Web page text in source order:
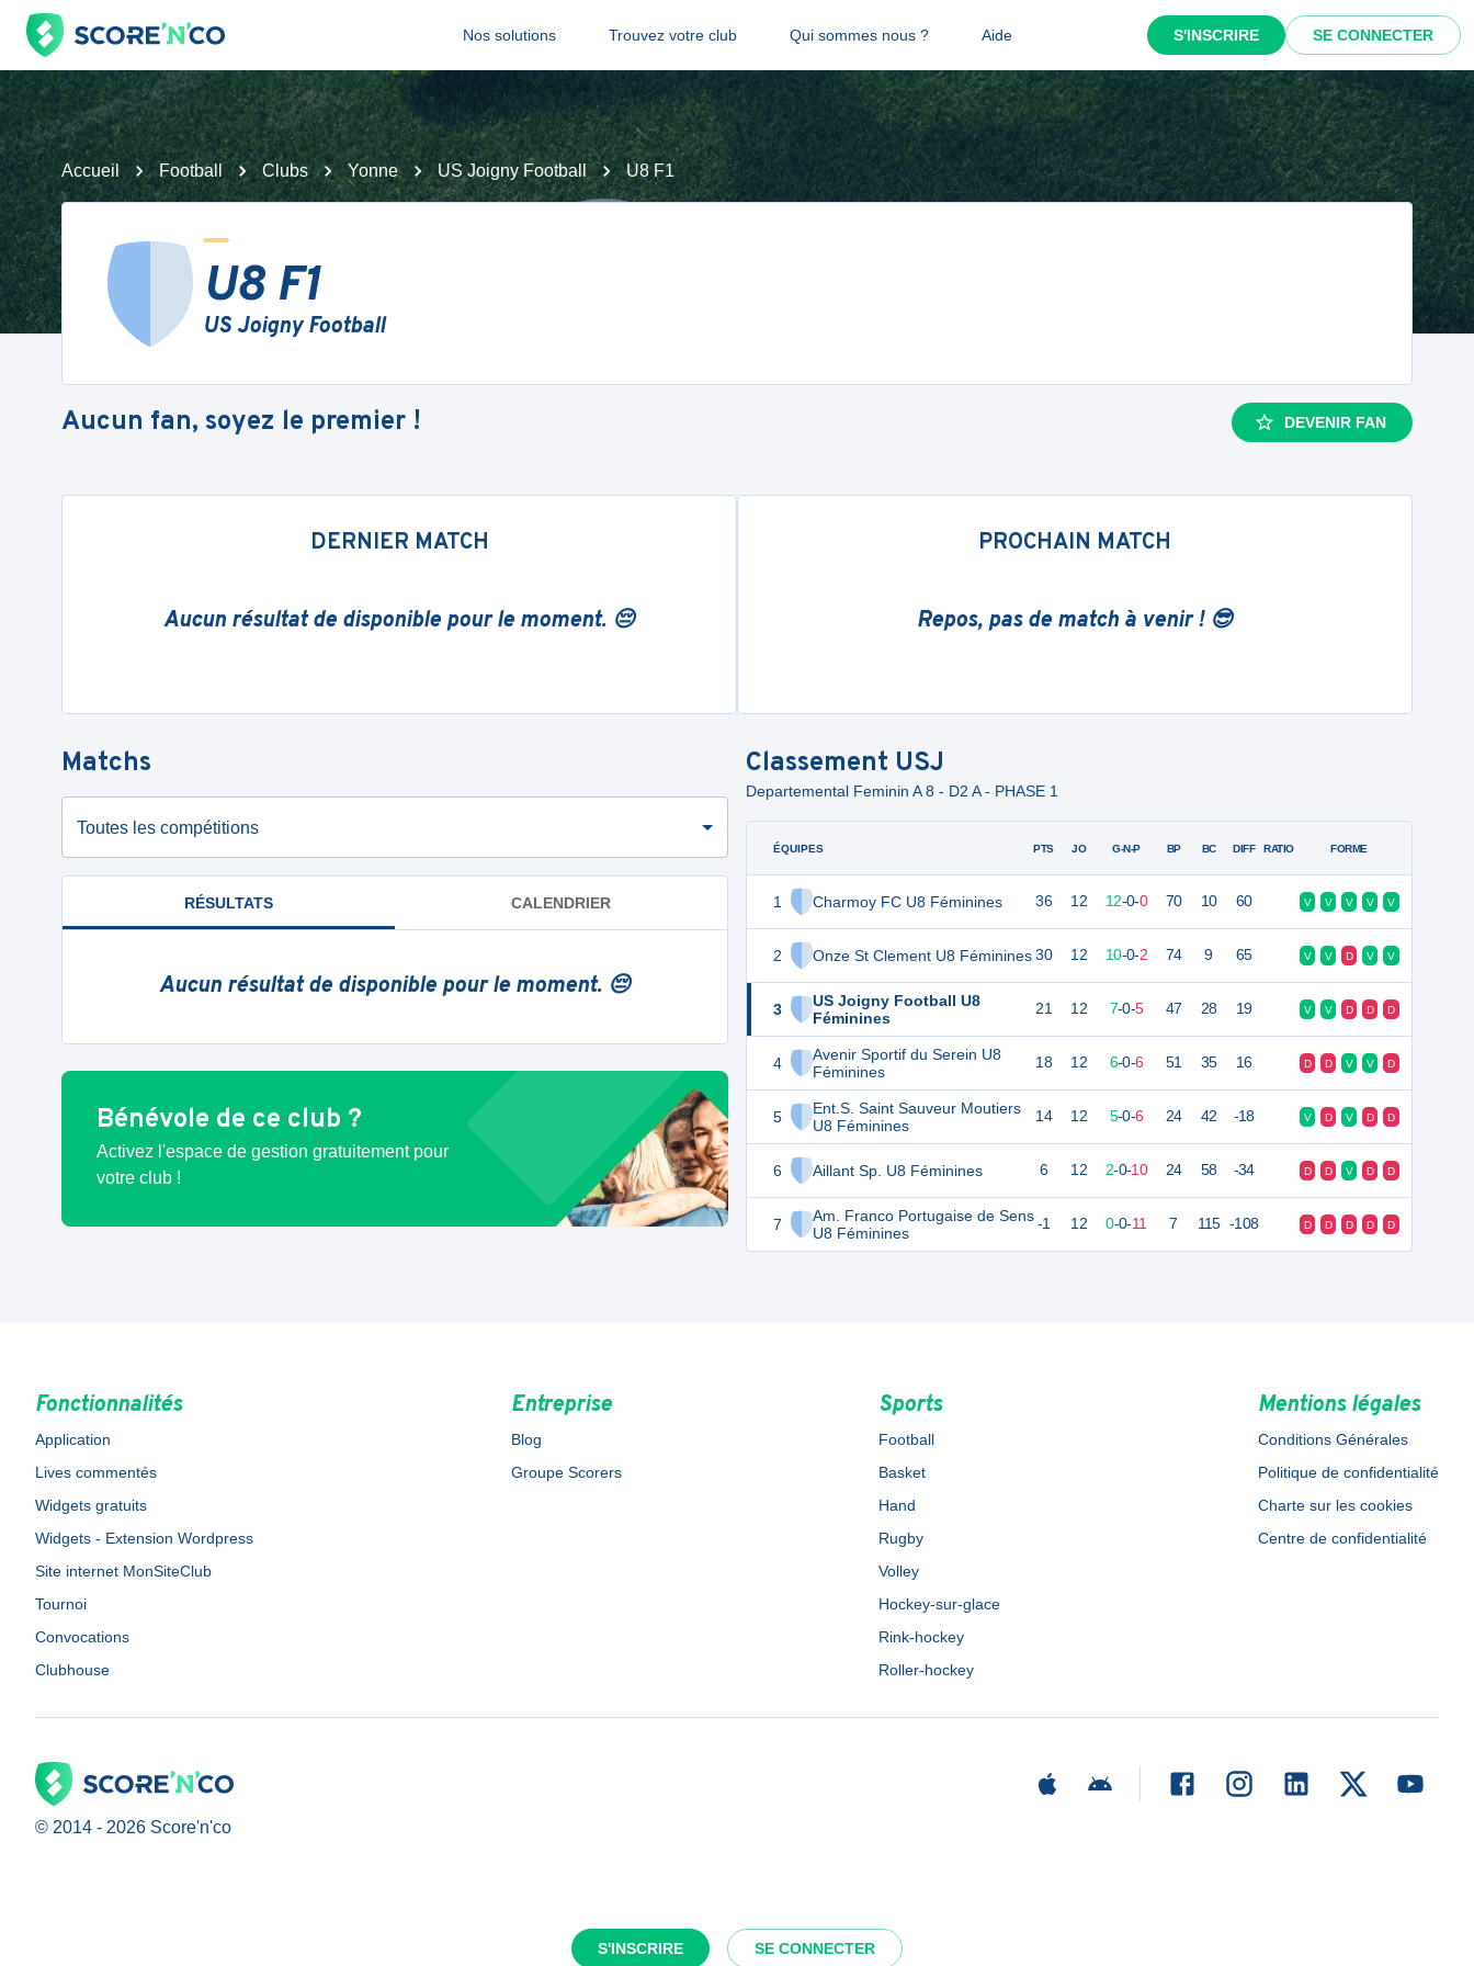
Nos solutions Trouvez votre club Qui sommes nous ? Aide S'INSCRIRE SE CONNECTER
S'INSCRIRE SE CONNECTER
Accueil Football Clubs Yonne US Joigny Football U8 F1
U8 F1
US Joigny Football
Aucun fan, soyez le premier ! DEVENIR FAN
DERNIER MATCH
Aucun résultat de disponible pour le moment. 😔
PROCHAIN MATCH
Repos, pas de match à venir ! 😎
Matchs
Toutes les compétitions
RÉSULTATS CALENDRIER
Aucun résultat de disponible pour le moment. 😔
Bénévole de ce club ?
Activez l'espace de gestion gratuitement pour
votre club !
Classement USJ
Departemental Feminin A 8 - D2 A - PHASE 1
ÉQUIPES
1 Charmoy FC U8 Féminines
2 Onze St Clement U8 Féminines
3
US Joigny Football U8
Féminines
4
Avenir Sportif du Serein U8
Féminines
5
Ent.S. Saint Sauveur Moutiers
U8 Féminines
6 Aillant Sp. U8 Féminines
7
Am. Franco Portugaise de Sens
U8 Féminines
PTS JO G-N-P BP BC DIFF RATIO FORME
36 12 12-0-0 70 10 60 V V V V V
30 12 10-0-2 74 9 65 V V D V V
21 12 7-0-5 47 28 19 V V D D D
18 12 6-0-6 51 35 16 D D V V D
14 12 5-0-6 24 42 -18 V D V D D
6 12 2-0-10 24 58 -34 D D V D D
-1 12 0-0-11 7 115 -108 D D D D D
Fonctionnalités
Application
Lives commentés
Widgets gratuits
Widgets - Extension Wordpress
Site internet MonSiteClub
Tournoi
Convocations
Clubhouse
Entreprise
Blog
Groupe Scorers
Sports
Football
Basket
Hand
Rugby
Volley
Hockey-sur-glace
Rink-hockey
Roller-hockey
Mentions légales
Conditions Générales
Politique de confidentialité
Charte sur les cookies
Centre de confidentialité
© 2014 - 2026 Score'n'co